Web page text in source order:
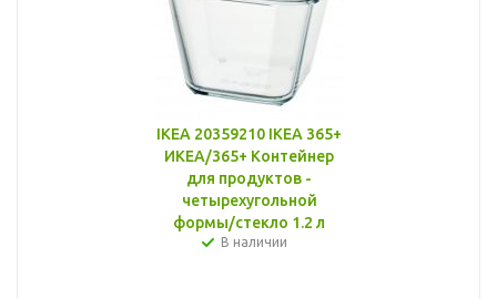
IKEA 20359210 IKEA 365+
ИКЕА/365+ Контейнер
для продуктов -
четырехугольной
формы/стекло 1.2 л
В наличии